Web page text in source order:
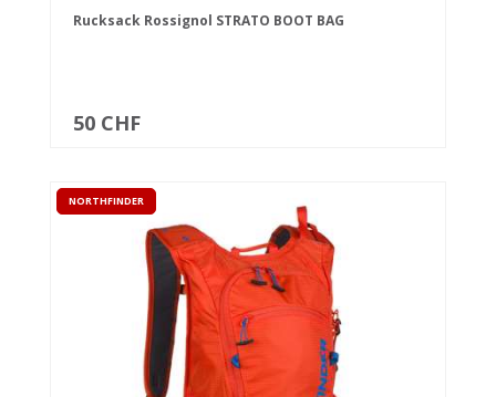
Rucksack Rossignol STRATO BOOT BAG
50 CHF
NORTHFINDER